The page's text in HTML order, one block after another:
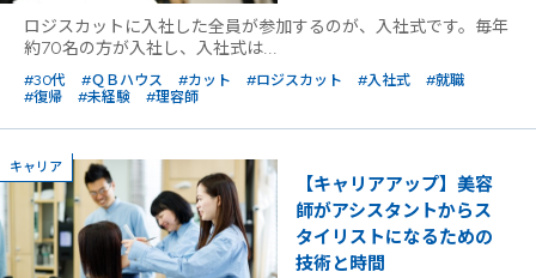
ロジスカットに入社した全員が参加するのが、入社式です。毎年
約70名の方が入社し、入社式は...
#30代 #ＱＢハウス #カット #ロジスカット #入社式
#就職
#復帰
#未経験 #理容師
キャリア
【キャリアアップ】美容
師がアシスタントからス
タイリストになるための
技術と時間